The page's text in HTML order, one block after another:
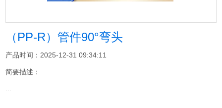
（PP-R）管件90°弯头
产品时间：2025-12-31 09:34:11
简要描述：
...